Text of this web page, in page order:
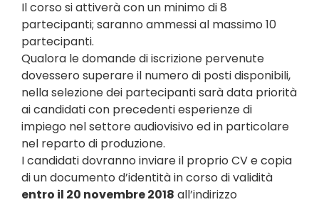
Il corso si attiverà con un minimo di 8
partecipanti; saranno ammessi al massimo 10
partecipanti.
Qualora le domande di iscrizione pervenute
dovessero superare il numero di posti disponibili,
nella selezione dei partecipanti sarà data priorità
ai candidati con precedenti esperienze di
impiego nel settore audiovisivo ed in particolare
nel reparto di produzione.
I candidati dovranno inviare il proprio CV e copia
di un documento d’identità in corso di validità
entro il 20 novembre 2018 all’indirizzo